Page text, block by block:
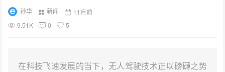
孙华 新闻
11月前
9.51K
0 5
在科技飞速发展的当下，无人驾驶技术正以磅礴之势